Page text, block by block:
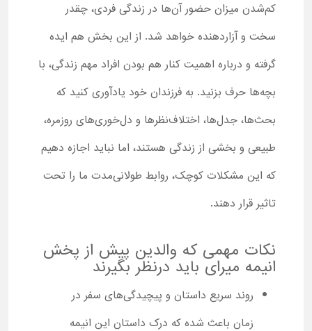
کم‌شدن میزان حضور آن‌ها در زندگی فردی، چقدر
سخت و آزاردهنده خواهد شد. از این بخش هم ایده
گرفته و درباره اهمیت کنار هم بودن افراد مهم زندگی، با
بچه‌ها حرف بزنید. به فرزندان خود یادآوری کنید که
بحث‌ها، جدل‌ها، اختلاف‌نظرها و دل‌خوری‌های روزمره،
طبیعی و بخشی از زندگی هستند، اما نباید اجازه دهیم
که این مشکلات کوچک، روابط طولانی‌مدت ما را تحت
تاثیر قرار دهند.
نکات مهمی که والدین پیش از پخش
انیمه میرای باید درنظر بگیرند
روند سریع داستان و پیچیدگی‌های سفر در
زمان باعث شده که درک داستان این انیمه